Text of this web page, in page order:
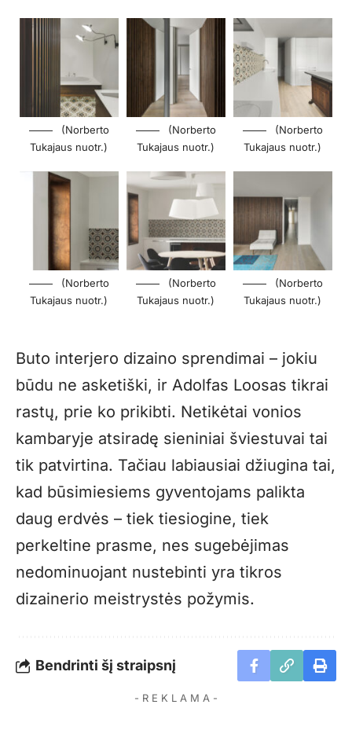
(Norberto
Tukajaus nuotr.)
(Norberto
Tukajaus nuotr.)
(Norberto
Tukajaus nuotr.)
(Norberto
Tukajaus nuotr.)
(Norberto
Tukajaus nuotr.)
(Norberto
Tukajaus nuotr.)
Buto interjero dizaino sprendimai – jokiu
būdu ne asketiški, ir Adolfas Loosas tikrai
rastų, prie ko prikibti. Netikėtai vonios
kambaryje atsiradę sieniniai šviestuvai tai
tik patvirtina. Tačiau labiausiai džiugina tai,
kad būsimiesiems gyventojams palikta
daug erdvės – tiek tiesiogine, tiek
perkeltine prasme, nes sugebėjimas
nedominuojant nustebinti yra tikros
dizainerio meistrystės požymis.
Bendrinti šį straipsnį
- R E K L A M A -